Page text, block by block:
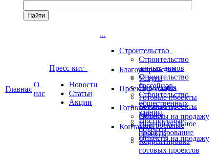
Найти
Главная
О
нас
Пресс-кит
Новости
Статьи
Акции
...
Строительство
Строительство
жилых домов
Строительство
бассейнов
Строительство
общественных
зданий
Построенные
объекты
Объекты на продажу
Благоустройство
Услуги
Продукция
Проектирование
Готовые проекты
Готовые проекты
Murator
Индивидуальное
проектирование
Корректировка
готовых проектов
Готовые объекты
Объекты на продажу
Построенные
объекты
Контакты